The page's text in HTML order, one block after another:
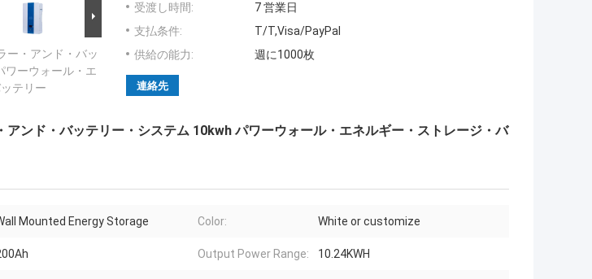
ー・アンド・バッ
ワーウォール・エ
テリー
受渡し時間:
7 営業日
支払条件:
T/T,Visa/PayPal
供給の能力:
週に1000枚
連絡先
アンド・バッテリー・システム 10kwh パワーウォール・エネルギー・ストレージ・バ
Mounted Energy Storage Color: White or customize
Output Power Range: 10.24KWH